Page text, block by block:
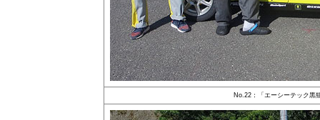
No.22：「エーシーテック黒